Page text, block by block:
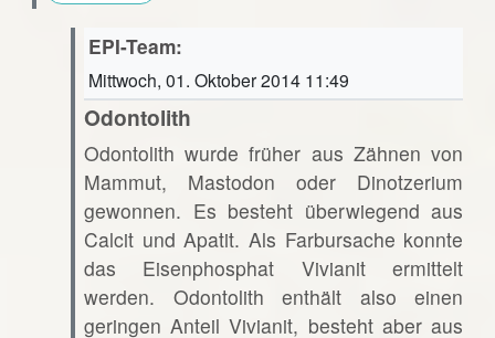
EPI-Team:
Mittwoch, 01. Oktober 2014 11:49
Odontolith
Odontolith wurde früher aus Zähnen von
Mammut, Mastodon oder Dinotzerium
gewonnen. Es besteht überwiegend aus
Calcit und Apatit. Als Farbursache konnte
das Eisenphosphat Vivianit ermittelt
werden. Odontolith enthält also einen
geringen Anteil Vivianit, besteht aber aus